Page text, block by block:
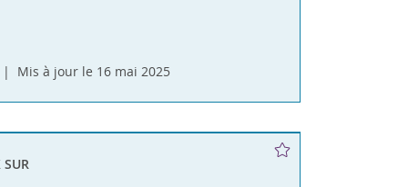
Mis à jour le 16 mai 2025
SUR